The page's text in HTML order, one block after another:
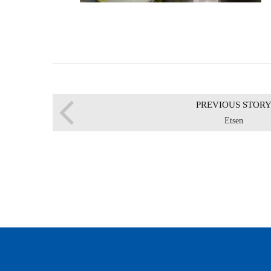
PREVIOUS STORY
Etsen